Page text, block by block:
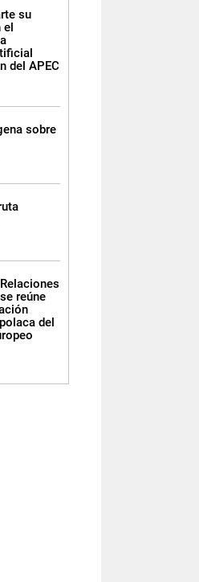
su
el
del APEC
sobre
reúne
del